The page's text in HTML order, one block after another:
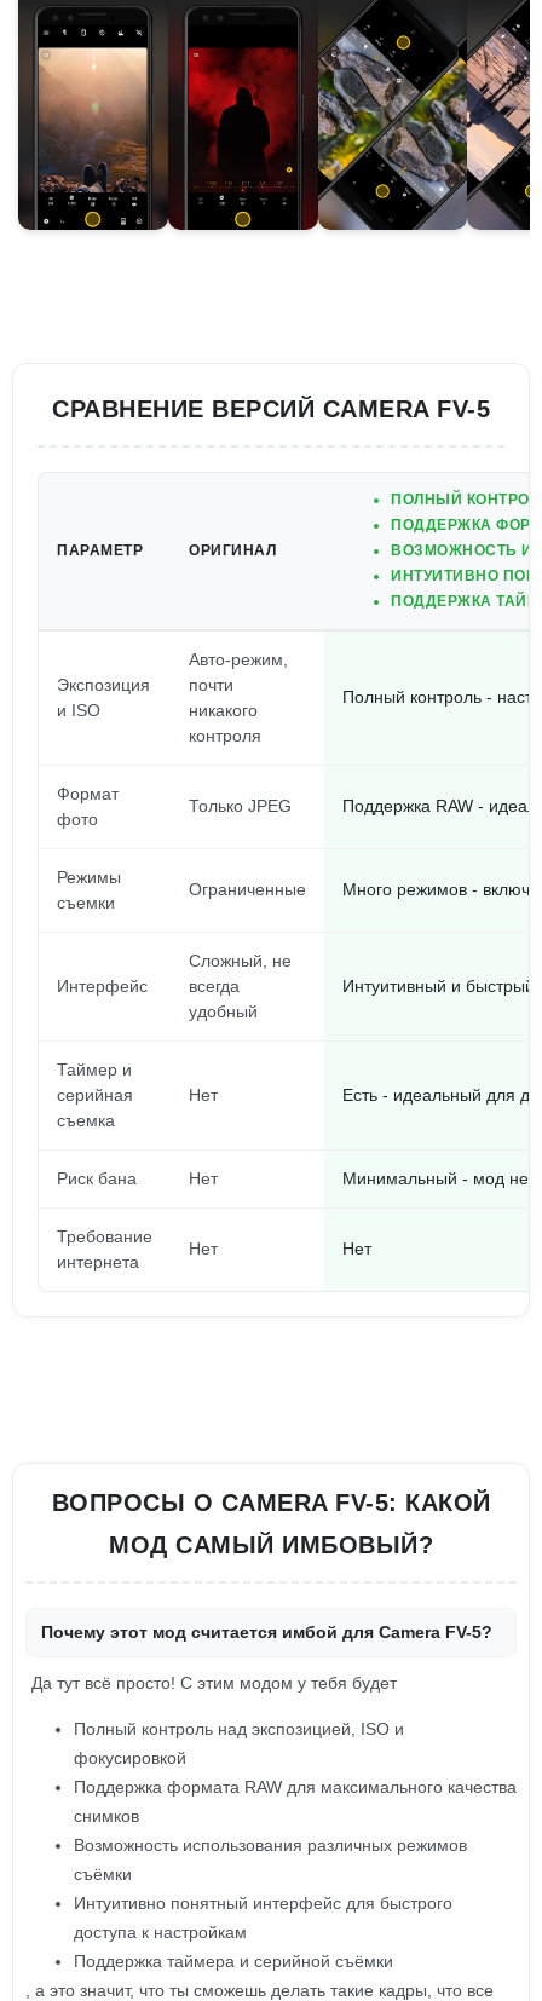
СРАВНЕНИЕ ВЕРСИЙ CAMERA FV-5
ПАРАМЕТР ОРИГИНАЛ
ПОЛНЫЙ
ПОДДЕРЖКА
ВОЗМОЖНОСТЬ
ИНТУИТИВНО
ПОДДЕРЖКА
Экспозиция
и ISO
Авто-режим,
почти
никакого
контроля
Полный контроль -
Формат
фото
Только JPEG Поддержка RAW -
Режимы
съемки
Ограниченные Много режимов -
Интерфейс
Сложный, не
всегда
удобный
Интуитивный и быстрый
Таймер и
серийная
съемка
Нет Есть - идеальный для
Риск бана Нет Минимальный - мод не
Требование
интернета
Нет Нет
ВОПРОСЫ О CAMERA FV-5: КАКОЙ
МОД САМЫЙ ИМБОВЫЙ?
Почему этот мод считается имбой для Camera FV-5?
Да тут всё просто! С этим модом у тебя будет
Полный контроль над экспозицией, ISO и
фокусировкой
Поддержка формата RAW для максимального качества
снимков
Возможность использования различных режимов
съёмки
Интуитивно понятный интерфейс для быстрого
доступа к настройкам
Поддержка таймера и серийной съёмки
, а это значит, что ты сможешь делать такие кадры, что все